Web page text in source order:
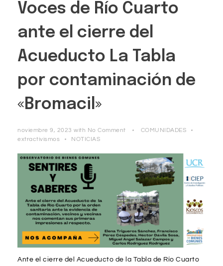
Voces de Río Cuarto
ante el cierre del
Acueducto La Tabla
por contaminación de
«Bromacil»
noviembre 9, 2023 with No Comment
COMUNIDADES
extractivismos
NOTICIAS
Ante el cierre del Acueducto de la Tabla de Río Cuarto